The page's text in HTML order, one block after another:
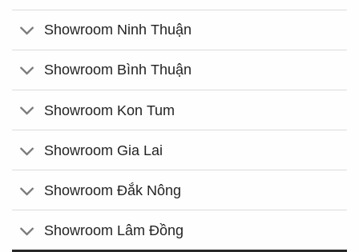
Showroom Ninh Thuận
Showroom Bình Thuận
Showroom Kon Tum
Showroom Gia Lai
Showroom Đắk Nông
Showroom Lâm Đồng